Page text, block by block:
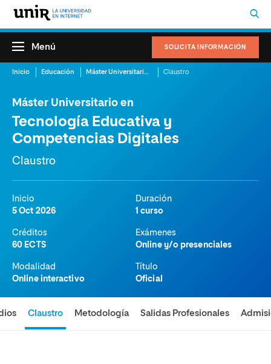
SOLICITA INFORMACIÓN
Menú
Inicio Educación Máster Universitario en Tecnología Educativa y Competencias Digitales Claustro
Máster Universitario en
Tecnología Educativa y
Competencias Digitales
Claustro
Inicio
5 Oct 2026
Duración
1 curso
Créditos
60 ECTS
Exámenes
Online y/o presenciales
Modalidad
Online interactivo
Título
Oficial
Claustro Metodología Salidas Profesionales